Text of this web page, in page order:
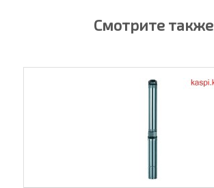
Смотрите также